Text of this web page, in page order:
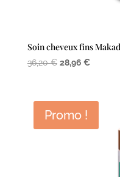
Soin cheveux fins
36,20€ Le
était :
36,20 €.
28,96 €Le
est :
Promo !